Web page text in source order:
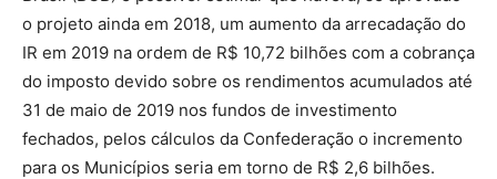
o projeto ainda em 2018, um aumento da arrecadação do
IR em 2019 na ordem de R$ 10,72 bilhões com a cobrança
do imposto devido sobre os rendimentos acumulados até
31 de maio de 2019 nos fundos de investimento
fechados, pelos cálculos da Confederação o incremento
para os Municípios seria em torno de R$ 2,6 bilhões.